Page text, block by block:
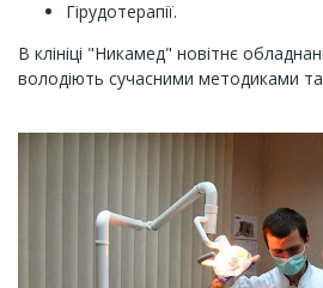
Гірудотерапії.
В клініці "Никамед" новітнє
володіють сучасними методиками та